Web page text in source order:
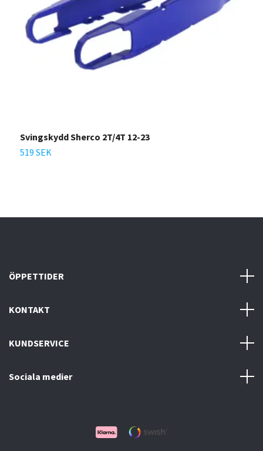
Svingskydd Sherco 2T/4T 12-23
519 SEK
ÖPPETTIDER
KONTAKT
KUNDSERVICE
Sociala medier